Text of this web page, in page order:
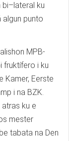
bi–lateral ku
algun punto
MPB-
fruktífero i ku
Kamer, Eerste
i na BZK.
ku e
mester
tabata na Den